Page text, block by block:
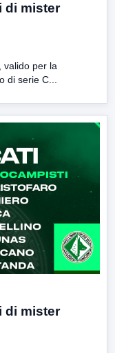
di mister
valido per la
di serie C...
di mister